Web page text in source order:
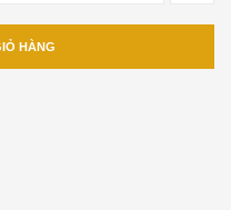
HÀNG